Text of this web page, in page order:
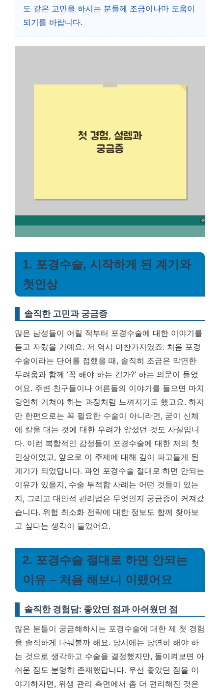
도 같은 고민을 하시는 분들께 조금이나마 도움이
되기를 바랍니다.
1. 포경수술, 시작하게 된 계기와
첫인상
솔직한 고민과 궁금증
많은 남성들이 어릴 적부터 포경수술에 대한 이야기를
듣고 자랐을 거예요. 저 역시 마찬가지였죠. 처음 포경
수술이라는 단어를 접했을 때, 솔직히 조금은 막연한
두려움과 함께 ‘꼭 해야 하는 건가?’ 하는 의문이 들었
어요. 주변 친구들이나 어른들의 이야기를 들으면 마치
당연히 거쳐야 하는 과정처럼 느껴지기도 했고요. 하지
만 한편으로는 꼭 필요한 수술이 아니라면, 굳이 신체
에 칼을 대는 것에 대한 우려가 앞섰던 것도 사실입니
다. 이런 복합적인 감정들이 포경수술에 대한 저의 첫
인상이었고, 앞으로 이 주제에 대해 깊이 파고들게 된
계기가 되었답니다. 과연 포경수술 절대로 하면 안되는
이유가 있을지, 수술 부적합 사례는 어떤 것들이 있는
지, 그리고 대안적 관리법은 무엇인지 궁금증이 커져갔
습니다. 위험 최소화 전략에 대한 정보도 함께 찾아보
고 싶다는 생각이 들었어요.
2. 포경수술 절대로 하면 안되는
이유 – 처음 해보니 이랬어요
솔직한 경험담: 좋았던 점과 아쉬웠던 점
많은 분들이 궁금해하시는 포경수술에 대한 제 첫 경험
을 솔직하게 나눠볼까 해요. 당시에는 당연히 해야 하
는 것으로 생각하고 수술을 결정했지만, 돌이켜보면 아
쉬운 점도 분명히 존재했답니다. 우선 좋았던 점을 이
야기하자면, 위생 관리 측면에서 좀 더 편리해진 것은